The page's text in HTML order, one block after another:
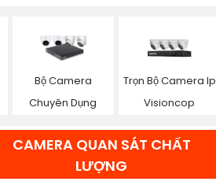
Bộ Camera
Chuyên Dụng
Trọn Bộ Camera Ip
Visioncop
CAMERA QUAN SÁT CHẤT
LƯỢNG